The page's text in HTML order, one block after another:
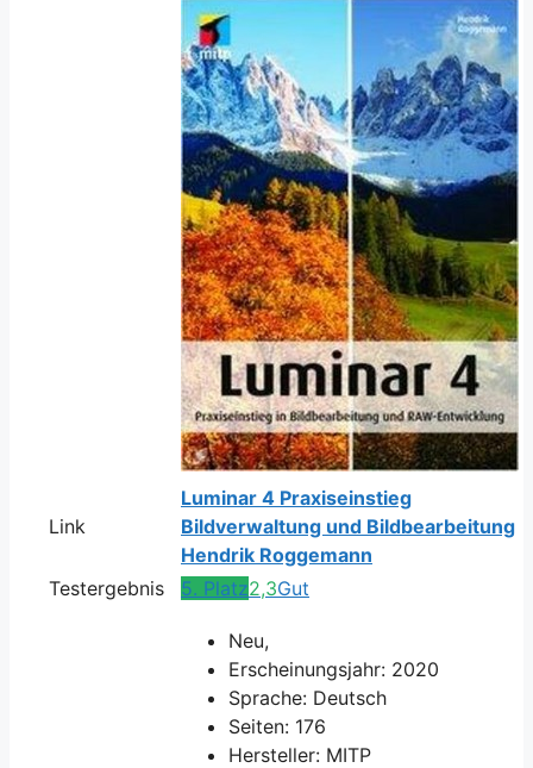
Link
Luminar 4 Praxiseinstieg
Bildverwaltung und Bildbearbeitung
Hendrik Roggemann
Testergebnis
5. Platz2,3Gut
Neu,
Erscheinungsjahr: 2020
Sprache: Deutsch
Seiten: 176
Hersteller: MITP